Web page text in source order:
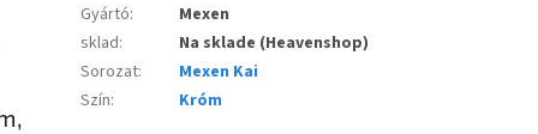
Gyártó:
Mexen
sklad:
Na sklade (Heavenshop)
Sorozat:
Mexen Kai
Szín: Króm